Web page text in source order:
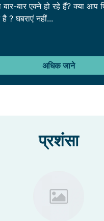
बार-बार एक्ने हो रहे हैं? क्या आप
? घबराएं नहीं...
अधिक जाने
प्रशंसा